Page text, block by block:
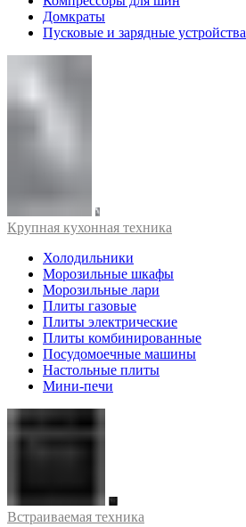
Домкраты
Пусковые и зарядные устройства
Крупная кухонная техника
Холодильники
Морозильные шкафы
Морозильные лари
Плиты газовые
Плиты электрические
Плиты комбинированные
Посудомоечные машины
Настольные плиты
Мини-печи
Встраиваемая техника